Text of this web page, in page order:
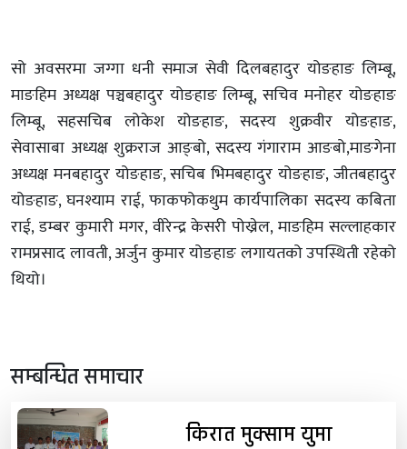
सो अवसरमा जग्गा धनी समाज सेवी दिलबहादुर योङहाङ लिम्बू,
माङहिम अध्यक्ष पञ्चबहादुर योङहाङ लिम्बू, सचिव मनोहर योङहाङ
लिम्बू, सहसचिब लोकेश योङहाङ, सदस्य शुक्रवीर योङहाङ,
सेवासाबा अध्यक्ष शुक्रराज आङ्बो, सदस्य गंगाराम आङबो,माङगेना
अध्यक्ष मनबहादुर योङहाङ, सचिब भिमबहादुर योङहाङ, जीतबहादुर
योङहाङ, घनश्याम राई, फाकफोकथुम कार्यपालिका सदस्य कबिता
राई, डम्बर कुमारी मगर, वीरेन्द्र केसरी पोख्रेल, माङहिम सल्लाहकार
रामप्रसाद लावती, अर्जुन कुमार योङहाङ लगायतको उपस्थिती रहेको
थियो।
सम्बन्धित समाचार
किरात मुक्साम युमा